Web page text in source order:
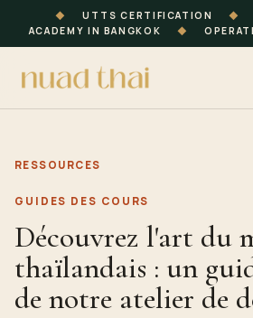
◆ UTTS CERTIFICATION ◆
ACADEMY IN BANGKOK
◆
RESSOURCES
GUIDES DES COURS
Découvrez l'art du
thaïlandais : un
de notre atelier de